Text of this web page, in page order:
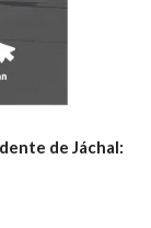
de Jáchal: